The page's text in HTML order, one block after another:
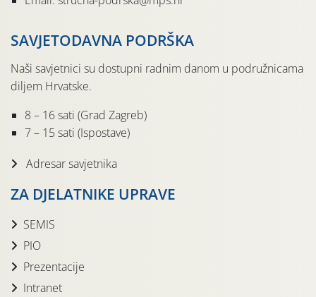
SAVJETODAVNA PODRŠKA
Naši savjetnici su dostupni radnim danom u podružnicama
diljem Hrvatske.
8 – 16 sati (Grad Zagreb)
7 – 15 sati (Ispostave)
Adresar savjetnika
ZA DJELATNIKE UPRAVE
SEMIS
PIO
Prezentacije
Intranet